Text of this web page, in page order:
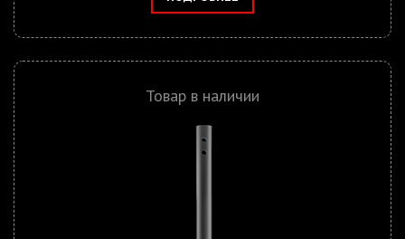
Товар в наличии